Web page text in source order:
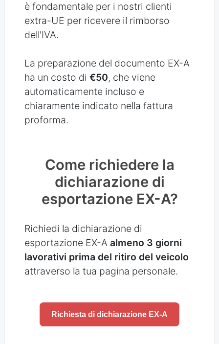
è fondamentale per i nostri clienti
extra-UE per ricevere il rimborso
dell'IVA.
La preparazione del documento EX-A
ha un costo di €50, che viene
automaticamente incluso e
chiaramente indicato nella fattura
proforma.
Come richiedere la
dichiarazione di
esportazione EX-A?
Richiedi la dichiarazione di
esportazione EX-A almeno 3 giorni
lavorativi prima del ritiro del veicolo
attraverso la tua pagina personale.
Richiesta di dichiarazione EX-A